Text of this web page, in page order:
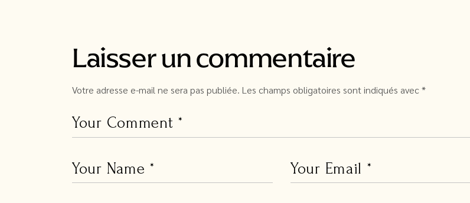
Laisser un commentaire
Votre adresse e-mail ne sera pas publiée. Les champs obligatoires sont indiqués avec*